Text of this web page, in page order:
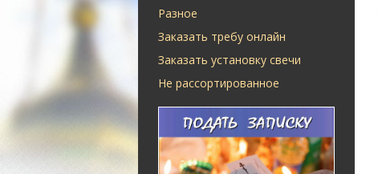
Разное
Заказать требу онлайн
Заказать установку свечи
Не рассортированное